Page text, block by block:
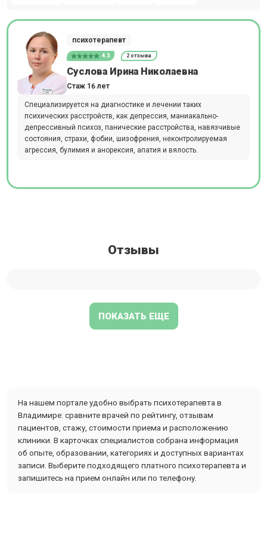
психотерапевт
4.3 2 отзыва
Суслова Ирина Николаевна
Стаж 16 лет
Специализируется на диагностике и лечении таких
психических расстройств, как депрессия, маниакально-
депрессивный психоз, панические расстройства, навязчивые
состояния, страхи, фобии, шизофрения, неконтролируемая
агрессия, булимия и анорексия, апатия и вялость.
Отзывы
ПОКАЗАТЬ ЕЩЕ
На нашем портале удобно выбрать психотерапевта в
Владимире: сравните врачей по рейтингу, отзывам
пациентов, стажу, стоимости приема и расположению
клиники. В карточках специалистов собрана информация
об опыте, образовании, категориях и доступных вариантах
записи. Выберите подходящего платного психотерапевта и
запишитесь на прием онлайн или по телефону.